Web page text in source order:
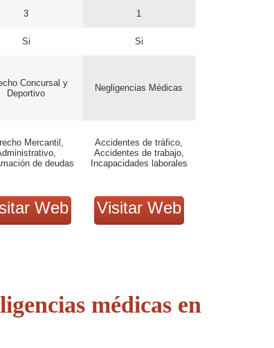
3
Si
Concursal y
Deportivo
Mercantil,
de deudas
Web
1
Si
Negligencias Médicas
Accidentes de tráfico,
Accidentes de trabajo,
Incapacidades laborales
Visitar Web
médicas en